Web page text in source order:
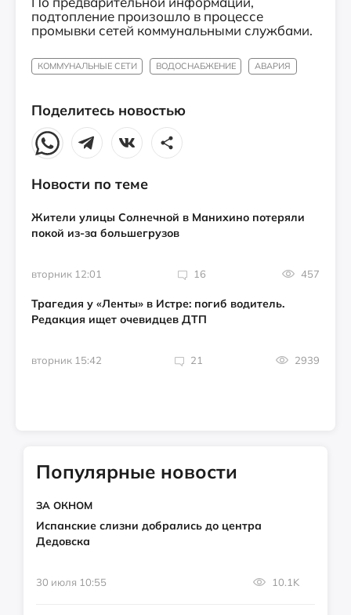
подтопление произошло в процессе
промывки сетей коммунальными службами.
КОММУНАЛЬНЫЕ СЕТИ ВОДОСНАБЖЕНИЕ АВАРИЯ
Поделитесь новостью
Новости по теме
Жители улицы Солнечной в Манихино потеряли
покой из-за большегрузов
вторник 12:01 16 457
Трагедия у «Ленты» в Истре: погиб водитель.
Редакция ищет очевидцев ДТП
вторник 15:42 21 2939
Популярные новости
ЗА ОКНОМ
Испанские слизни добрались до центра
Дедовска
30 июля 10:55 10.1K